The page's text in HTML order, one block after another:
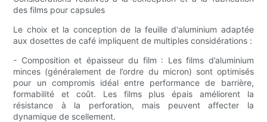
des films pour capsules
Le choix et la conception de la feuille d'aluminium adaptée
aux dosettes de café impliquent de multiples considérations :
- Composition et épaisseur du film : Les films d’aluminium
minces (généralement de l’ordre du micron) sont optimisés
pour un compromis idéal entre performance de barrière,
formabilité et coût. Les films plus épais améliorent la
résistance à la perforation, mais peuvent affecter la
dynamique de scellement.